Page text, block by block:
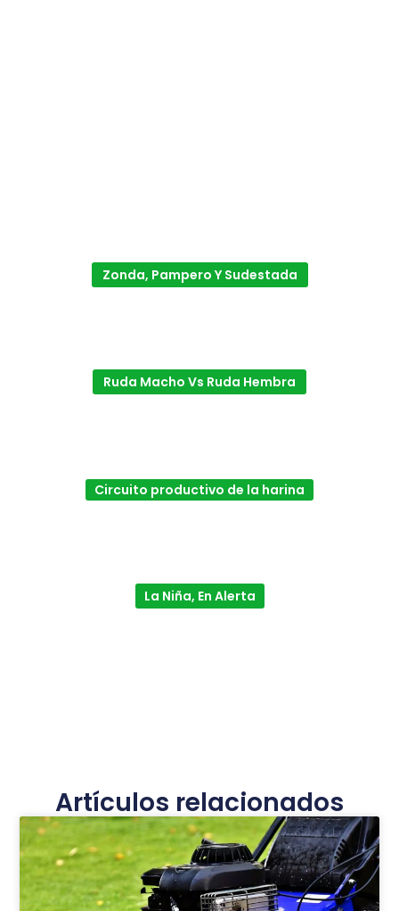
Zonda, Pampero Y Sudestada
Ruda Macho Vs Ruda Hembra
Circuito productivo de la harina
La Niña, En Alerta
Artículos relacionados